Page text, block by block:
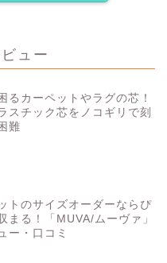
ビュー
るカーペットやラグの芯！
スチック芯をノコギリで刻
難
トのサイズオーダーならぴ
まる！「MUVA/ムーヴァ」
ー・口コミ